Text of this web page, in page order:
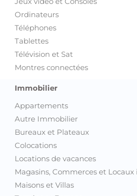
Ordinateurs
Téléphones
Tablettes
Télévision et Sat
Montres connectées
Immobilier
Appartements
Autre Immobilier
Bureaux et Plateaux
Colocations
Locations de vacances
Magasins, Commerces et
Maisons et Villas